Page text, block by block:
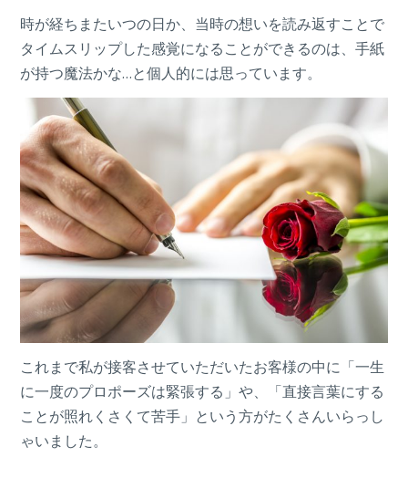
時が経ちまたいつの日か、当時の想いを読み返すことで
タイムスリップした感覚になることができるのは、手紙
が持つ魔法かな…と個人的には思っています。
これまで私が接客させていただいたお客様の中に「一生
に一度のプロポーズは緊張する」や、「直接言葉にする
ことが照れくさくて苦手」という方がたくさんいらっし
ゃいました。